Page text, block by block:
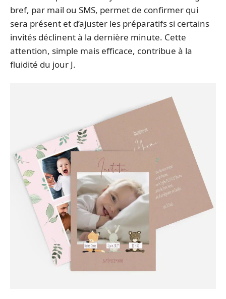
bref, par mail ou SMS, permet de confirmer qui
sera présent et d’ajuster les préparatifs si certains
invités déclinent à la dernière minute. Cette
attention, simple mais efficace, contribue à la
fluidité du jour J.